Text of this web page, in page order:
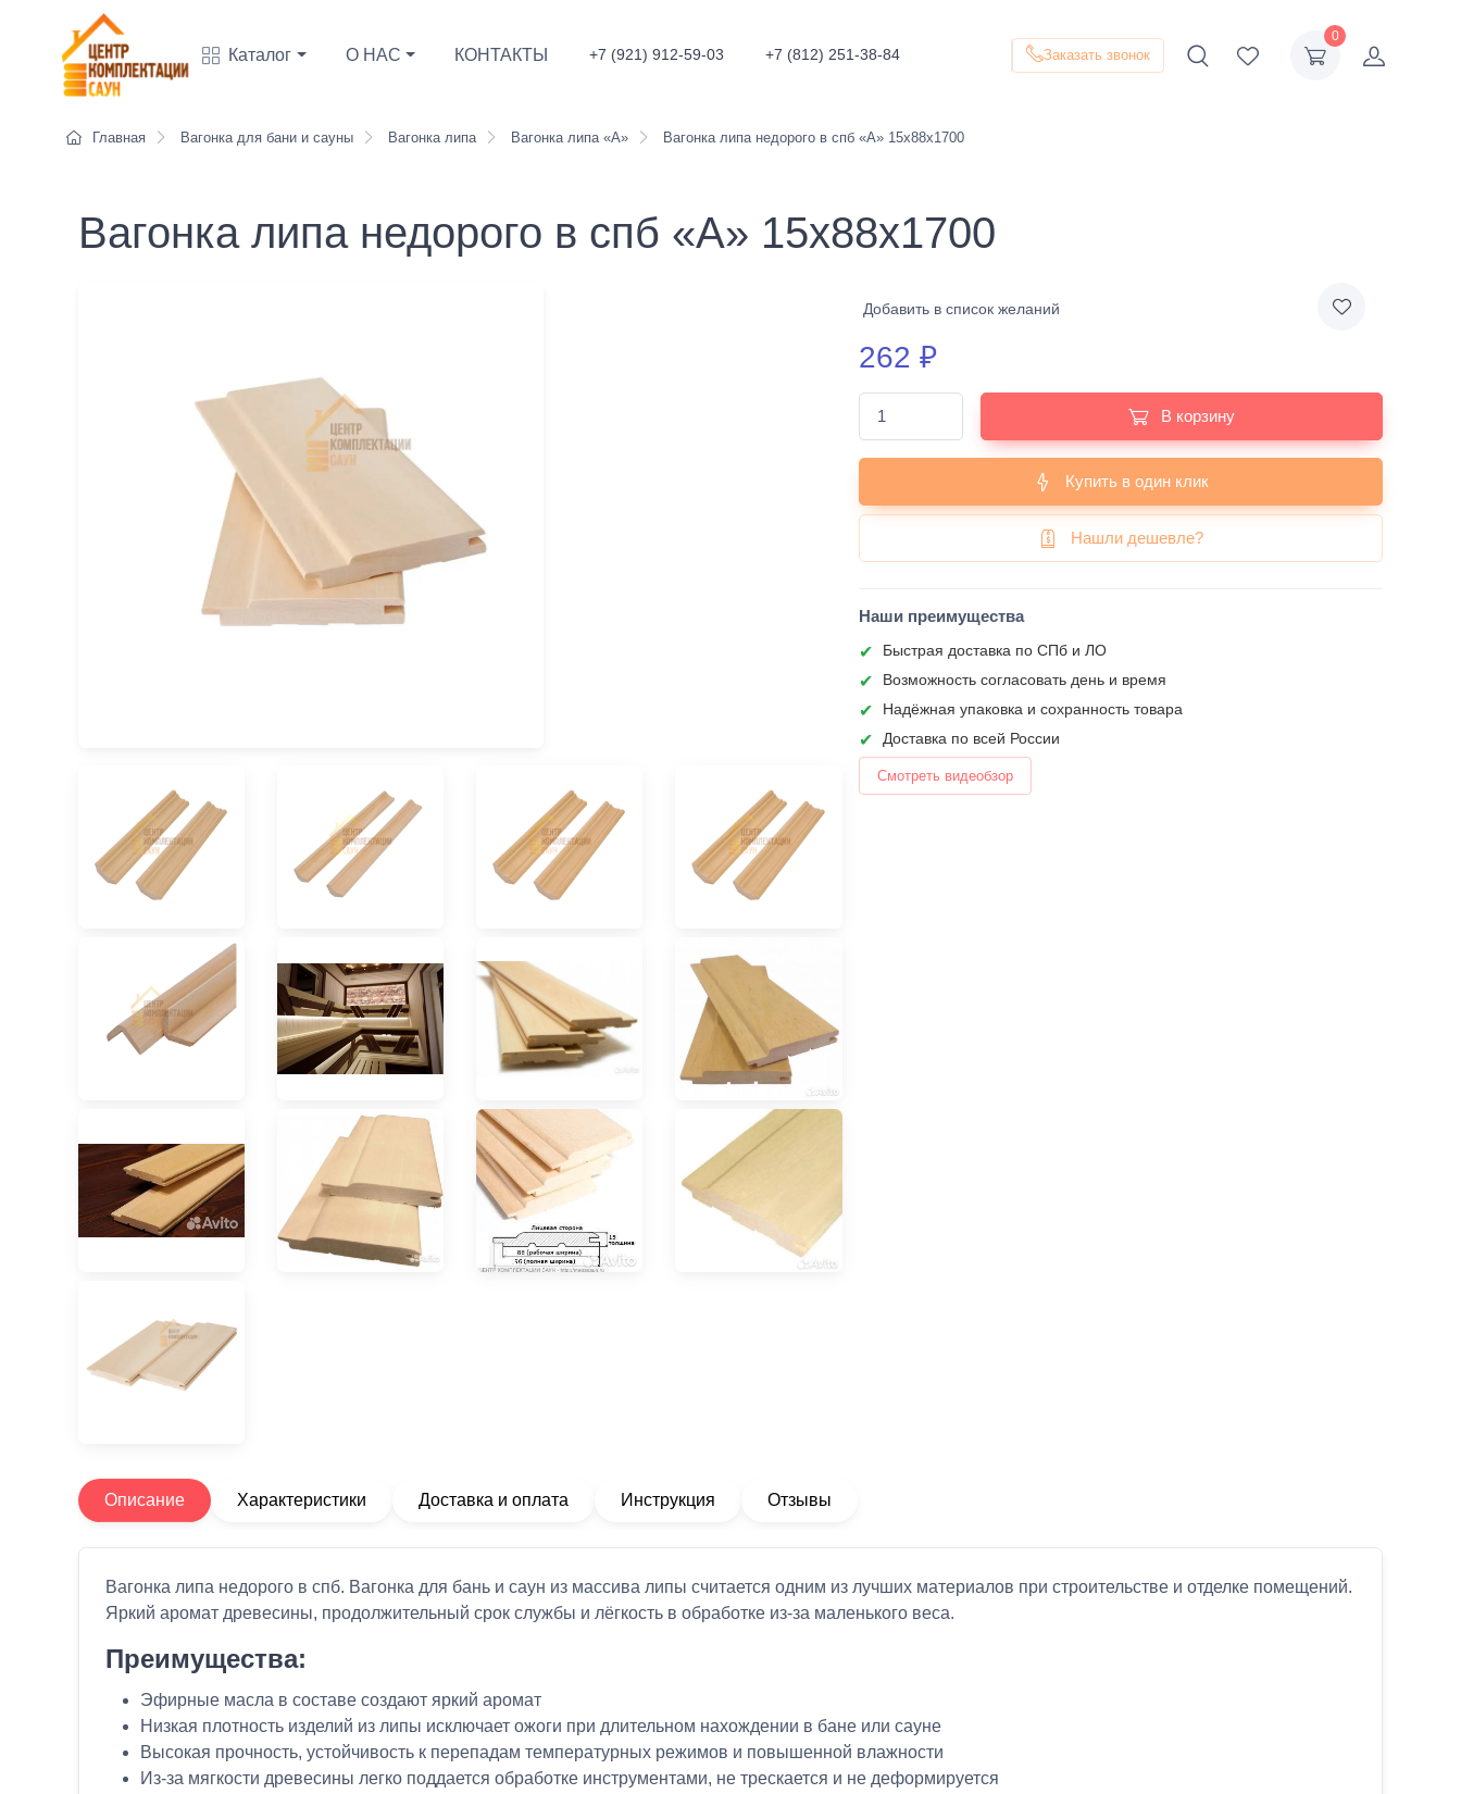
Каталог О НАС КОНТАКТЫ +7 (921) 912-59-03 +7 (812) 251-38-84 Заказать звонок
0
Главная Вагонка для бани и сауны Вагонка липа Вагонка липа «А» Вагонка липа недорого в спб «А» 15х88х1700
Вагонка липа недорого в спб «А» 15х88х1700
Добавить в список желаний
262 ₽
В корзину
Купить в один клик
Нашли дешевле?
Наши преимущества
Быстрая доставка по СПб и ЛО
Возможность согласовать день и время
Надёжная упаковка и сохранность товара
Доставка по всей России
Смотреть видеобзор
Описание Характеристики Доставка и оплата Инструкция Отзывы
Вагонка липа недорого в спб. Вагонка для бань и саун из массива липы считается одним из лучших материалов при строительстве и отделке помещений.
Яркий аромат древесины, продолжительный срок службы и лёгкость в обработке из-за маленького веса.
Преимущества:
Эфирные масла в составе создают яркий аромат
Низкая плотность изделий из липы исключает ожоги при длительном нахождении в бане или сауне
Высокая прочность, устойчивость к перепадам температурных режимов и повышенной влажности
Из-за мягкости древесины легко поддается обработке инструментами, не трескается и не деформируется